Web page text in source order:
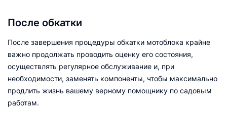
После обкатки
После завершения процедуры обкатки мотоблока крайне
важно продолжать проводить оценку его состояния,
осуществлять регулярное обслуживание и, при
необходимости, заменять компоненты, чтобы максимально
продлить жизнь вашему верному помощнику по садовым
работам.